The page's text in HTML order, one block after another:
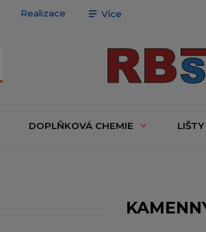
Realizace Více
DOPLŇKOVÁ CHEMIE